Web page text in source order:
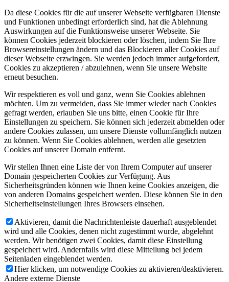
Da diese Cookies für die auf unserer Webseite verfügbaren Dienste
und Funktionen unbedingt erforderlich sind, hat die Ablehnung
Auswirkungen auf die Funktionsweise unserer Webseite. Sie
können Cookies jederzeit blockieren oder löschen, indem Sie Ihre
Browsereinstellungen ändern und das Blockieren aller Cookies auf
dieser Webseite erzwingen. Sie werden jedoch immer aufgefordert,
Cookies zu akzeptieren / abzulehnen, wenn Sie unsere Website
erneut besuchen.
Wir respektieren es voll und ganz, wenn Sie Cookies ablehnen
möchten. Um zu vermeiden, dass Sie immer wieder nach Cookies
gefragt werden, erlauben Sie uns bitte, einen Cookie für Ihre
Einstellungen zu speichern. Sie können sich jederzeit abmelden oder
andere Cookies zulassen, um unsere Dienste vollumfänglich nutzen
zu können. Wenn Sie Cookies ablehnen, werden alle gesetzten
Cookies auf unserer Domain entfernt.
Wir stellen Ihnen eine Liste der von Ihrem Computer auf unserer
Domain gespeicherten Cookies zur Verfügung. Aus
Sicherheitsgründen können wie Ihnen keine Cookies anzeigen, die
von anderen Domains gespeichert werden. Diese können Sie in den
Sicherheitseinstellungen Ihres Browsers einsehen.
Aktivieren, damit die Nachrichtenleiste dauerhaft ausgeblendet
wird und alle Cookies, denen nicht zugestimmt wurde, abgelehnt
werden. Wir benötigen zwei Cookies, damit diese Einstellung
gespeichert wird. Andernfalls wird diese Mitteilung bei jedem
Seitenladen eingeblendet werden.
Hier klicken, um notwendige Cookies zu aktivieren/deaktivieren.
Andere externe Dienste